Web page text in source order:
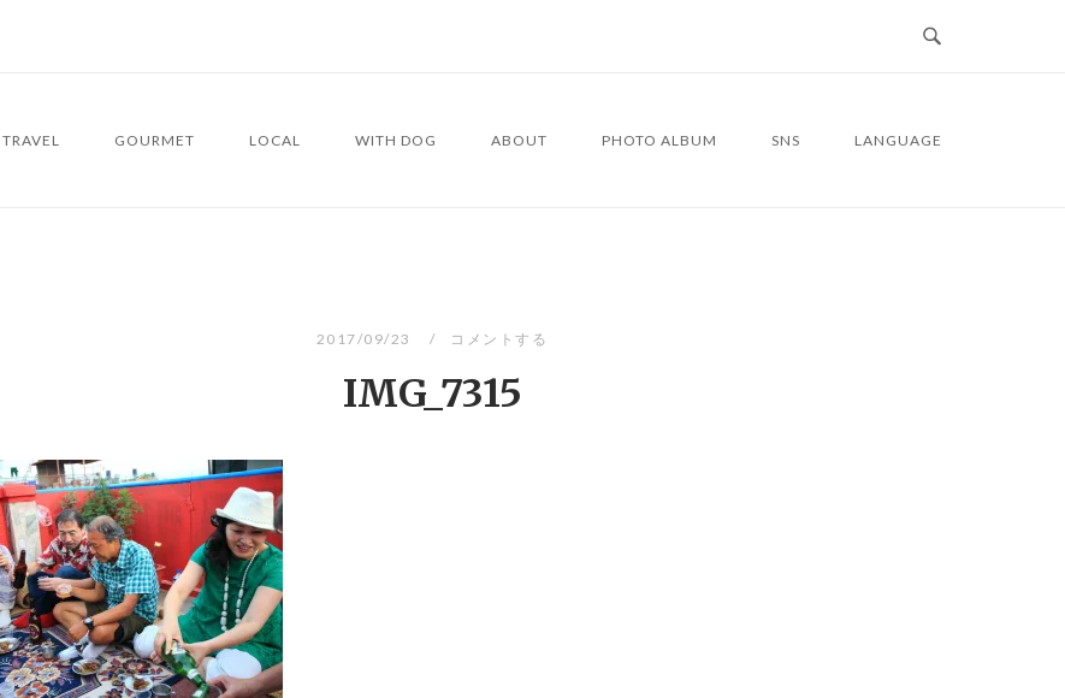
TRAVEL GOURMET LOCAL WITH DOG ABOUT PHOTO ALBUM SNS LANGUAGE
2017/09/23 コメントする
IMG_7315